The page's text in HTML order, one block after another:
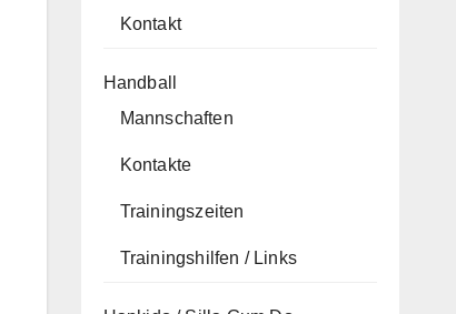
Kontakt
Handball
Mannschaften
Kontakte
Trainingszeiten
Trainingshilfen / Links